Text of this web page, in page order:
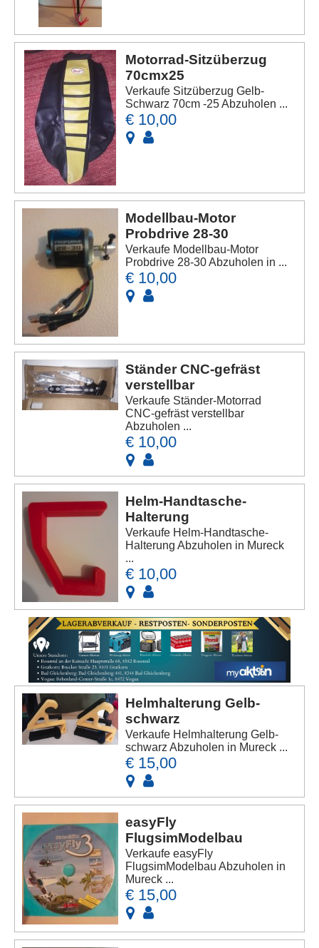
Motorrad-Sitzüberzug
70cmx25
Verkaufe Sitzüberzug Gelb-
Schwarz 70cm -25 Abzuholen ...
€ 10,00
Modellbau-Motor
Probdrive 28-30
Verkaufe Modellbau-Motor
Probdrive 28-30 Abzuholen in ...
€ 10,00
Ständer CNC-gefräst
verstellbar
Verkaufe Ständer-Motorrad
CNC-gefräst verstellbar
Abzuholen ...
€ 10,00
Helm-Handtasche-
Halterung
Verkaufe Helm-Handtasche-
Halterung Abzuholen in Mureck
...
€ 10,00
Helmhalterung Gelb-
schwarz
Verkaufe Helmhalterung Gelb-
schwarz Abzuholen in Mureck ...
€ 15,00
easyFly
FlugsimModelbau
Verkaufe easyFly
FlugsimModelbau Abzuholen in
Mureck ...
€ 15,00